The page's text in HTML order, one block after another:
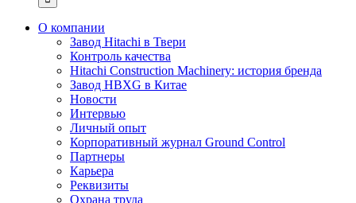
О компании
Завод Hitachi в Твери
Контроль качества
Hitachi Construction Machinery: история бренда
Завод HBXG в Китае
Новости
Интервью
Личный опыт
Корпоративный журнал Ground Control
Партнеры
Карьера
Реквизиты
Охрана труда